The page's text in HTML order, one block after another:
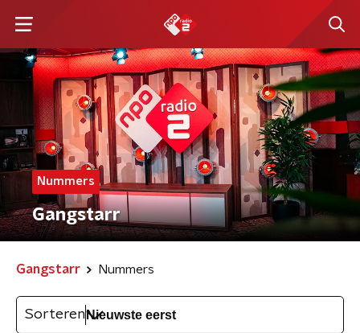
Nummers
Gangstarr
Gangstarr Nummers
Sorteren